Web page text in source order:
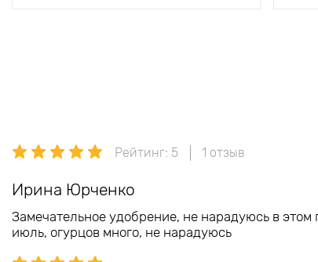
Рейтинг: 5 1 отзыв
Ирина Юрченко
Замечательное удобрение, не нарадуюсь в
июль, огурцов много, не нарадуюсь